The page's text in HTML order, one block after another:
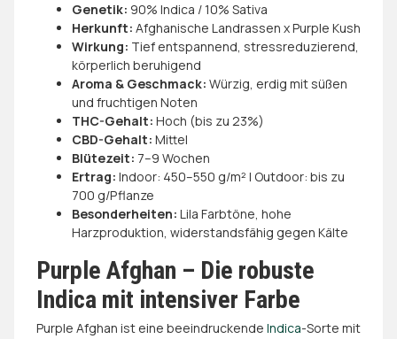
Genetik: 90% Indica / 10% Sativa
Herkunft: Afghanische Landrassen x Purple Kush
Wirkung: Tief entspannend, stressreduzierend,
körperlich beruhigend
Aroma & Geschmack: Würzig, erdig mit süßen
und fruchtigen Noten
THC-Gehalt: Hoch (bis zu 23%)
CBD-Gehalt: Mittel
Blütezeit: 7–9 Wochen
Ertrag: Indoor: 450–550 g/m² | Outdoor: bis zu
700 g/Pflanze
Besonderheiten: Lila Farbtöne, hohe
Harzproduktion, widerstandsfähig gegen Kälte
Purple Afghan – Die robuste
Indica mit intensiver Farbe
Purple Afghan ist eine beeindruckende Indica-Sorte mit